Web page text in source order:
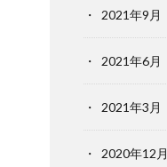
2021年9月
2021年6月
2021年3月
2020年12月